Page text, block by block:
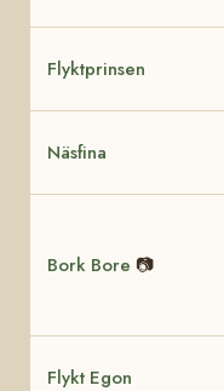
Flyktprinsen
Näsfina
Bork Bore 📷
Flykt Egon